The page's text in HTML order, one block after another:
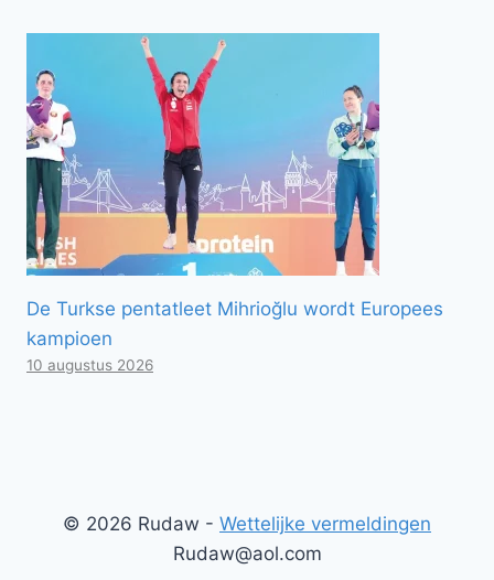
De Turkse pentatleet Mihrioğlu wordt Europees
kampioen
10 augustus 2026
© 2026 Rudaw - Wettelijke vermeldingen
Rudaw@aol.com